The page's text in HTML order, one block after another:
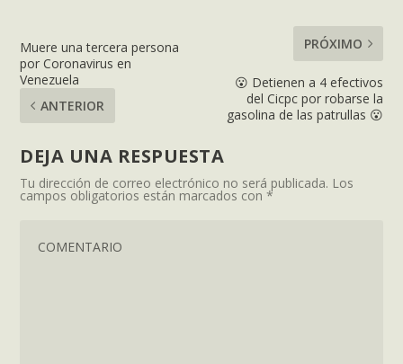
Muere una tercera persona
por Coronavirus en
Venezuela
ANTERIOR
PRÓXIMO
😮 Detienen a 4 efectivos
del Cicpc por robarse la
gasolina de las patrullas 😮
DEJA UNA RESPUESTA
Tu dirección de correo electrónico no será publicada. Los
campos obligatorios están marcados con*